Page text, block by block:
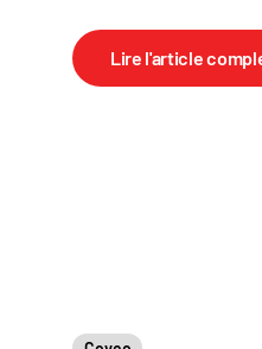
Lire l'article